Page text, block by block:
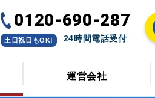
0120-690-287
土日祝日もOK! 24時間電話受付
運営会社